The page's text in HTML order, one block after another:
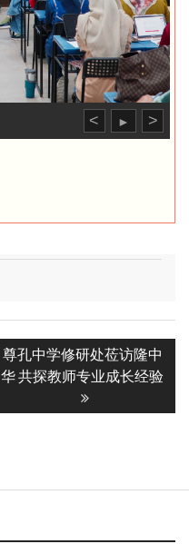
< ► >
Next
post:
尊孔中学修研处莅访隆中
华 共探教师专业成长经验